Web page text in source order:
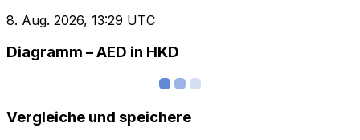
8. Aug. 2026, 13:29 UTC
Diagramm – AED in HKD
Vergleiche und speichere